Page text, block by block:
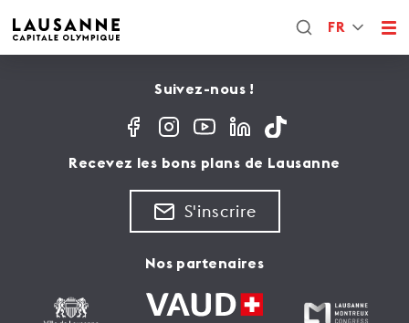
FR
Suivez-nous !
Recevez les bons plans de Lausanne
S'inscrire
Nos partenaires